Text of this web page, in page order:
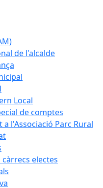
de l'alcalde
Local
de comptes
a l'Associació Parc Rural
electes